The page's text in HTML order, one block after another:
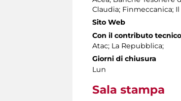
Claudia; Finmeccanica;
Sito Web
Con il contributo
Atac; La Repubblica;
Giorni di chiusura
Lun
Sala stampa